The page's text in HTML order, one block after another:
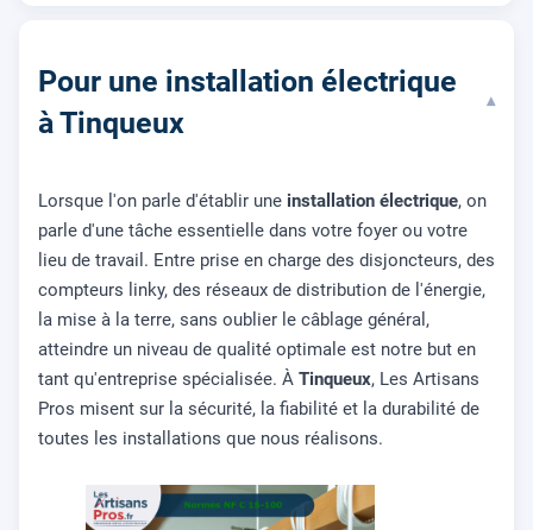
Pour une installation électrique
à Tinqueux
▾
Lorsque l'on parle d'établir une installation électrique, on
parle d'une tâche essentielle dans votre foyer ou votre
lieu de travail. Entre prise en charge des disjoncteurs, des
compteurs linky, des réseaux de distribution de l'énergie,
la mise à la terre, sans oublier le câblage général,
atteindre un niveau de qualité optimale est notre but en
tant qu'entreprise spécialisée. À Tinqueux, Les Artisans
Pros misent sur la sécurité, la fiabilité et la durabilité de
toutes les installations que nous réalisons.